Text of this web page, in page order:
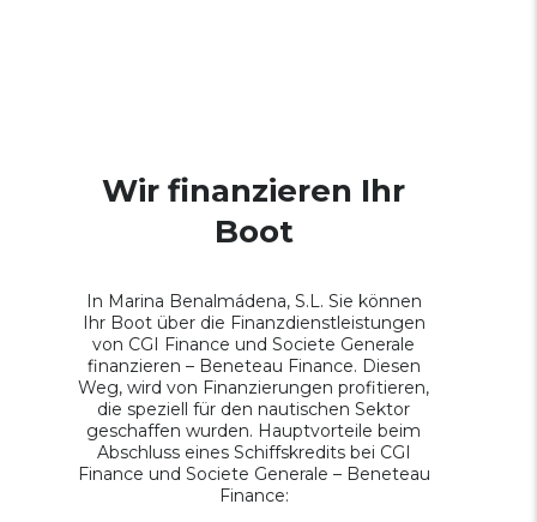
Wir finanzieren Ihr
Boot
In Marina Benalmádena, S.L. Sie können
Ihr Boot über die Finanzdienstleistungen
von CGI Finance und Societe Generale
finanzieren – Beneteau Finance. Diesen
Weg, wird von Finanzierungen profitieren,
die speziell für den nautischen Sektor
geschaffen wurden. Hauptvorteile beim
Abschluss eines Schiffskredits bei CGI
Finance und Societe Generale – Beneteau
Finance: